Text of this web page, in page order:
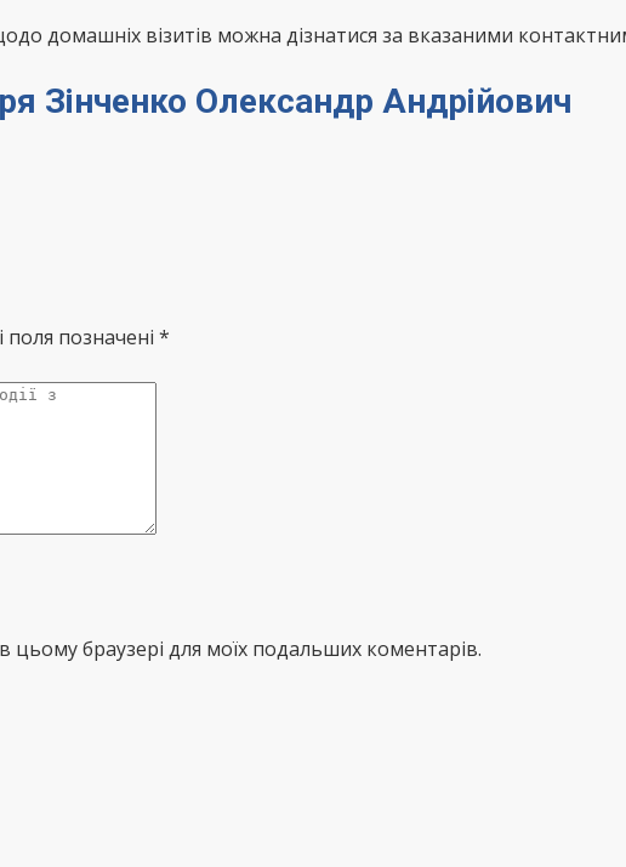
домашніх візитів можна дізнатися за вказаними
Зінченко Олександр Андрійович
позначені *
цьому браузері для моїх подальших коментарів.